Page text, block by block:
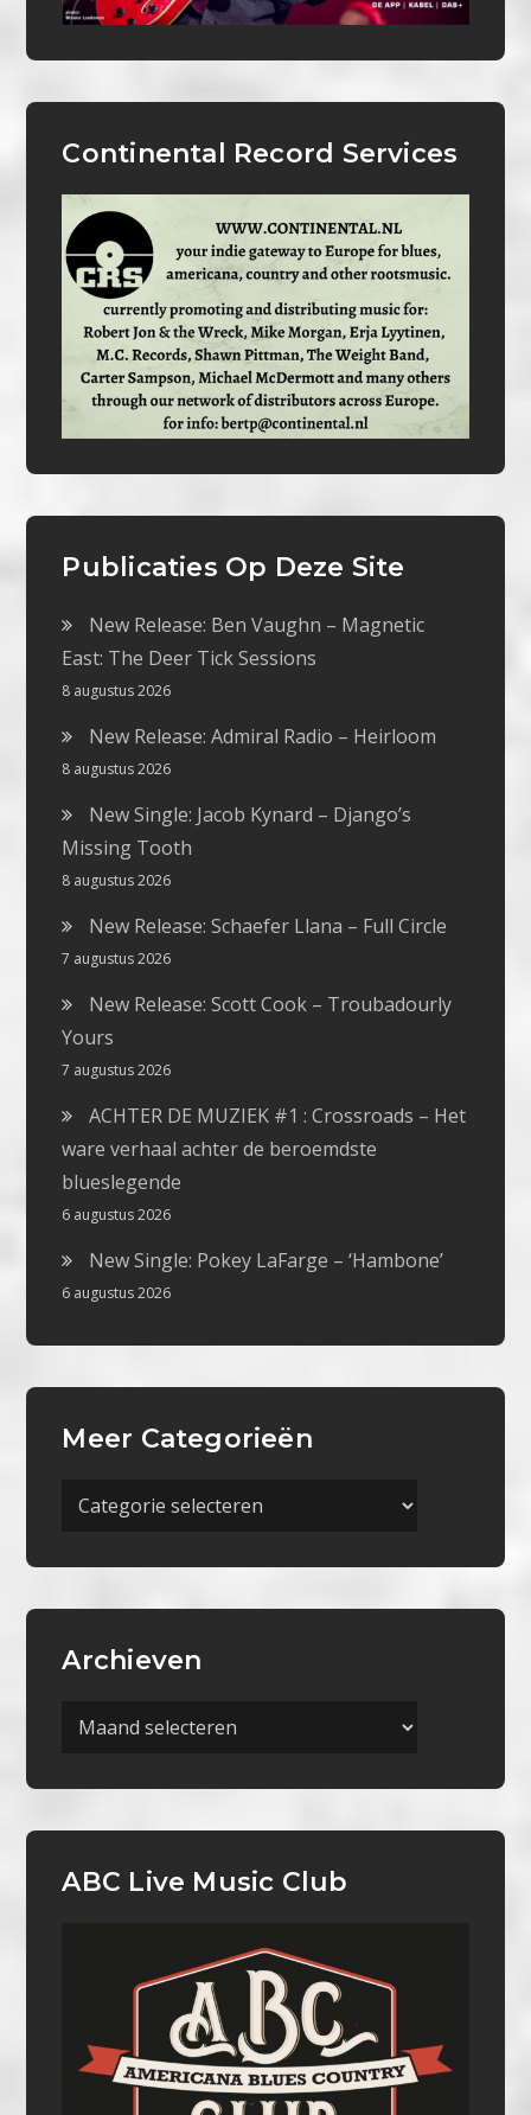
Continental Record Services
Publicaties Op Deze Site
New Release: Ben Vaughn – Magnetic
East: The Deer Tick Sessions
8 augustus 2026
New Release: Admiral Radio – Heirloom
8 augustus 2026
New Single: Jacob Kynard – Django’s
Missing Tooth
8 augustus 2026
New Release: Schaefer Llana – Full Circle
7 augustus 2026
New Release: Scott Cook – Troubadourly
Yours
7 augustus 2026
ACHTER DE MUZIEK #1 : Crossroads – Het
ware verhaal achter de beroemdste
blueslegende
6 augustus 2026
New Single: Pokey LaFarge – ‘Hambone’
6 augustus 2026
Meer Categorieën
Meer
Archieven
Archieven
ABC Live Music Club